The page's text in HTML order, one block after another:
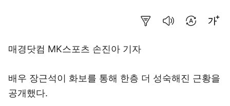
매경닷컴 MK스포츠 손진아 기자
배우 장근석이 화보를 통해 한층 더 성숙해진 근황을
공개했다.